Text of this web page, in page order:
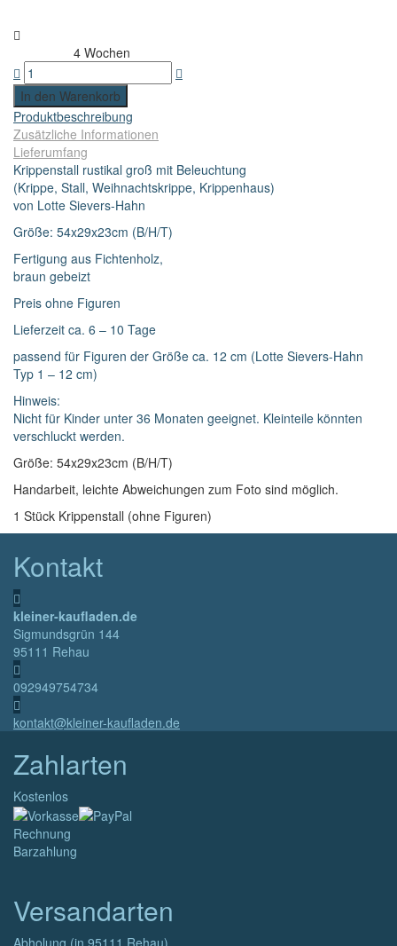
4 Wochen
Produktbeschreibung
Zusätzliche Informationen
Lieferumfang
Krippenstall rustikal groß mit Beleuchtung
(Krippe, Stall, Weihnachtskrippe, Krippenhaus)
von Lotte Sievers-Hahn
Größe: 54x29x23cm (B/H/T)
Fertigung aus Fichtenholz,
braun gebeizt
Preis ohne Figuren
Lieferzeit ca. 6 – 10 Tage
passend für Figuren der Größe ca. 12 cm (Lotte Sievers-Hahn
Typ 1 – 12 cm)
Hinweis:
Nicht für Kinder unter 36 Monaten geeignet. Kleinteile könnten
verschluckt werden.
Größe: 54x29x23cm (B/H/T)
Handarbeit, leichte Abweichungen zum Foto sind möglich.
1 Stück Krippenstall (ohne Figuren)
Kontakt
kleiner-kaufladen.de
Sigmundsgrün 144
95111 Rehau
092949754734
kontakt@kleiner-kaufladen.de
Zahlarten
Kostenlos
Rechnung
Barzahlung
Versandarten
Abholung (in 95111 Rehau)
Widerruf bestätigen